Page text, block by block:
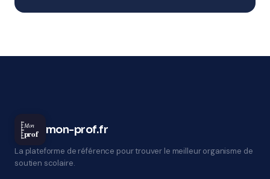
Mon
prof mon-prof.fr
La plateforme de référence pour trouver le meilleur organisme de
soutien scolaire.